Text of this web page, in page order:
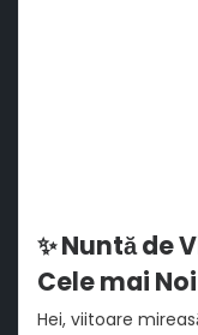
✨ Nuntă de
Cele mai
Hei, viitoare